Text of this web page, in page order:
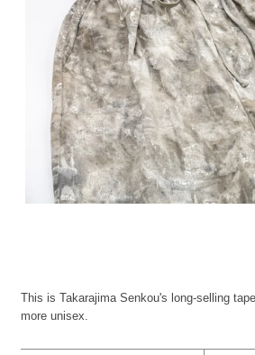
This is Takarajima Senkou's long-selling
more unisex.